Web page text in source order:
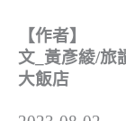
【作者】
文_黃彥綾/旅
大飯店